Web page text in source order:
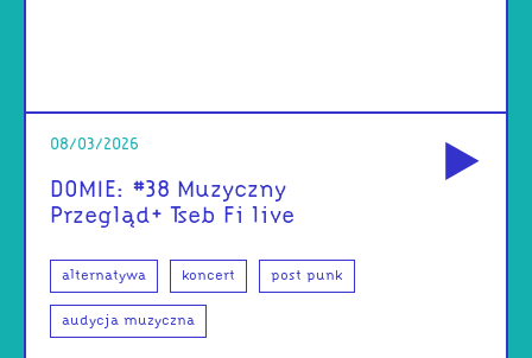
08/03/2026
DOMIE: #38 Muzyczny
Przegląd+ Tseb Fi live
alternatywa koncert post punk
audycja muzyczna